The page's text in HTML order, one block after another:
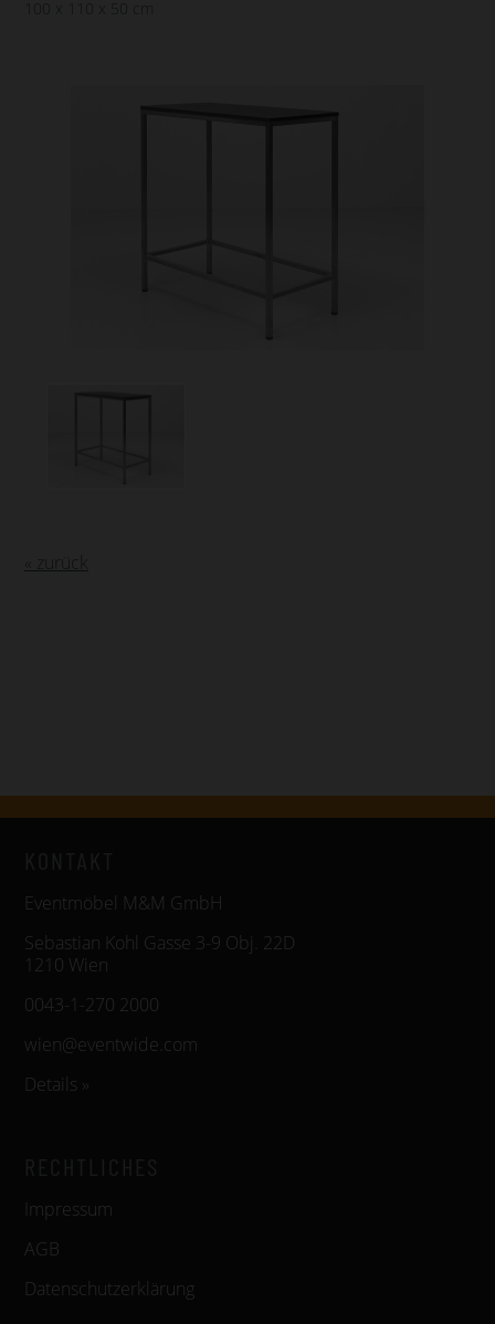
« zurück
Eventmöbel M&M GmbH
Sebastian Kohl Gasse 3-9 Obj. 22D
1210 Wien
0043-1-270 2000
wien@eventwide.com
Details »
Impressum
AGB
Datenschutzerklärung